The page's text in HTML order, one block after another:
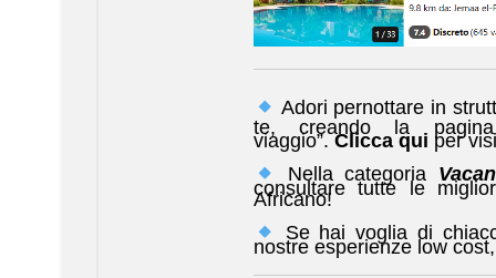
Adori pernottare in
te, creando la
viaggio”.Clicca qui per
Nella categoria
consultare tutte le
Africano!
Se hai voglia di
nostre esperienze low